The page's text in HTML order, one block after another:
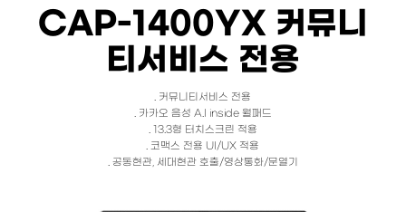
CAP-1400YX 커뮤니
티서비스 전용
. 커뮤니티서비스 전용
. 카카오 음성 A.I inside 월패드
. 13.3형 터치스크린 적용
. 코맥스 전용 UI/UX 적용
. 공동현관, 세대현관 호출/영상통화/문열기